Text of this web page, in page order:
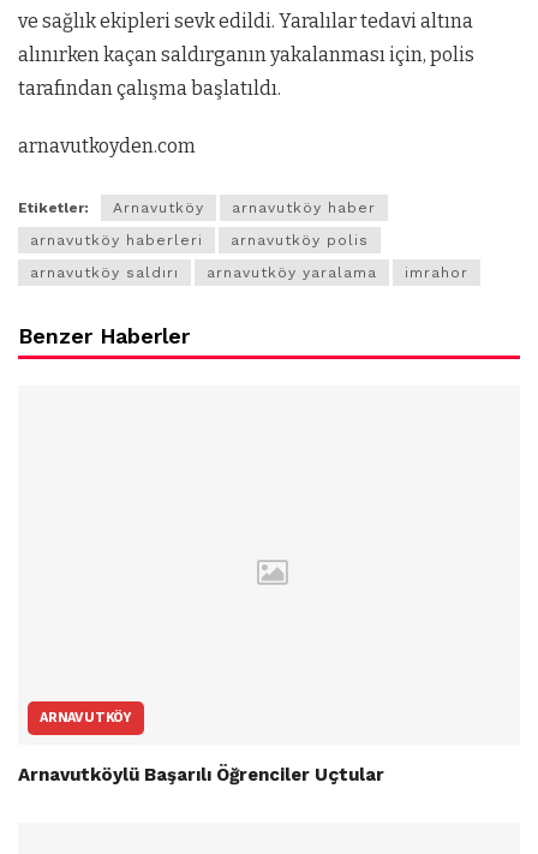
ve sağlık ekipleri sevk edildi. Yaralılar tedavi altına
alınırken kaçan saldırganın yakalanması için, polis
tarafından çalışma başlatıldı.
arnavutkoyden.com
Etiketler: Arnavutköy
arnavutköy haber
arnavutköy haberleri
arnavutköy polis
arnavutköy saldırı
arnavutköy yaralama imrahor
Benzer Haberler
ARNAVUTKÖY
Arnavutköylü Başarılı Öğrenciler Uçtular